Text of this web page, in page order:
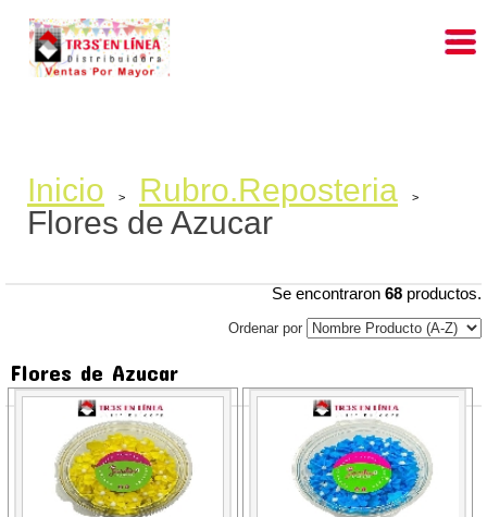
Inicio > Rubro.Reposteria >
Flores de Azucar
Se encontraron 68 productos.
Ordenar por
Flores de Azucar